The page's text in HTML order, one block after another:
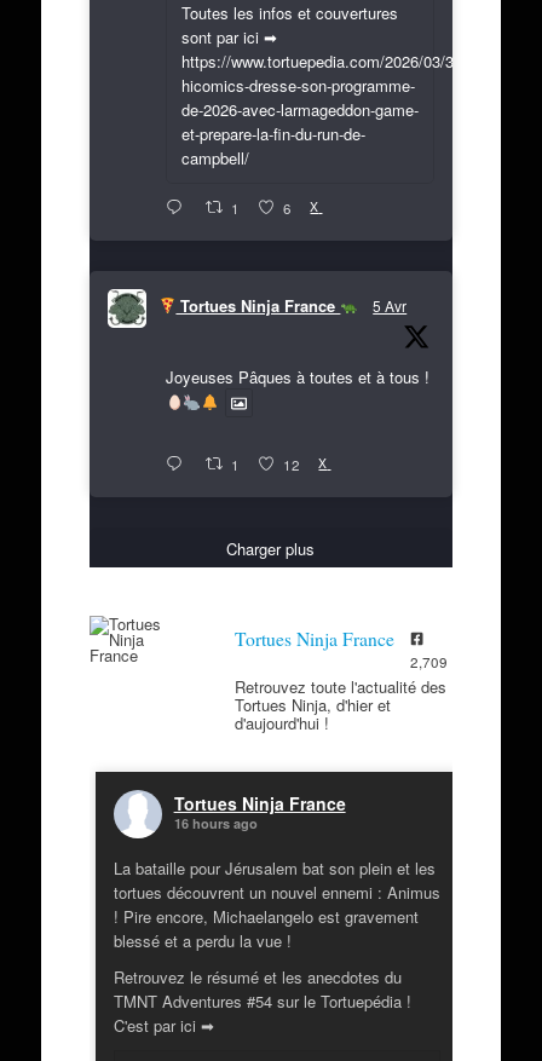
Toutes les infos et couvertures
sont par ici ➡
https://www.tortuepedia.com/2026/03/31/exclusif-
hicomics-dresse-son-programme-
de-2026-avec-larmageddon-game-
et-prepare-la-fin-du-run-de-
campbell/
1 6 X
Tortues Ninja France 5 Avr
Joyeuses Pâques à toutes et à tous !
1 12 X
Charger plus
Tortues Ninja France
2,709
Retrouvez toute l'actualité des
Tortues Ninja, d'hier et
d'aujourd'hui !
Tortues Ninja France
16 hours ago
La bataille pour Jérusalem bat son plein et les
tortues découvrent un nouvel ennemi : Animus
! Pire encore, Michaelangelo est gravement
blessé et a perdu la vue !
Retrouvez le résumé et les anecdotes du
TMNT Adventures #54 sur le Tortuepédia !
C'est par ici ➡